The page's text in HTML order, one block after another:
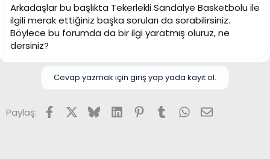
Arkadaşlar bu başlıkta Tekerlekli Sandalye Basketbolu ile
ilgili merak ettiğiniz başka soruları da sorabilirsiniz.
Böylece bu forumda da bir ilgi yaratmış oluruz, ne
dersiniz?
Cevap yazmak için giriş yap yada kayıt ol.
Paylaş: FacebookX (Twitter)
BlueskyLinkedInPinterest
TumblrWhatsApp
E-posta